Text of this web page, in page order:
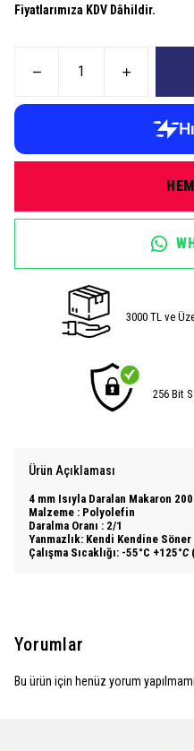
Fiyatlarımıza KDV Dâhildir.
3000 TL ve
256 Bit
Ürün Açıklaması
4 mm Isıyla Daralan Makaron
Malzeme : Polyolefin
Daralma Oranı : 2/1
Yanmazlık: Kendi Kendine Söner
Çalışma Sıcaklığı: -55°C +125°C
Yorumlar
Bu ürün için henüz yorum